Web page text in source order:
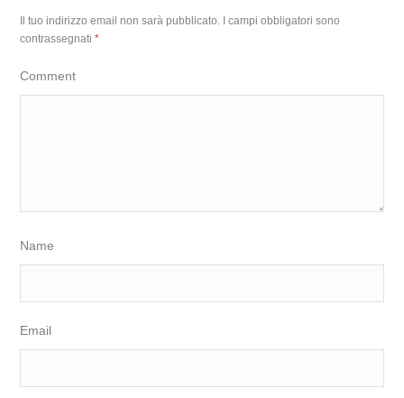
Il tuo indirizzo email non sarà pubblicato.
I campi obbligatori sono
contrassegnati*
Comment
Name
Email